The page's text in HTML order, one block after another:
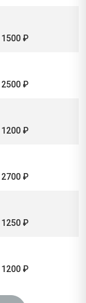
1500 ₽
2500 ₽
1200 ₽
2700 ₽
1250 ₽
1200 ₽